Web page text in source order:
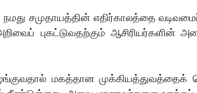
சமுதாயத்தின் எதிர்காலத்தை
புகட்டுவதற்கும் ஆசிரியர்களின்
மகத்தான